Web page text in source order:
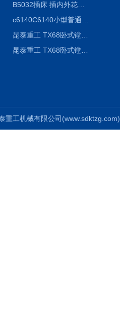
B5032插床 插内外花键槽 B5020液压立式插床
昆泰重工 TX68卧式镗床 镗孔机 镗缸机
昆泰重工 TX68卧式镗床 镗孔机 镗缸机 单柱
重工机械有限公司